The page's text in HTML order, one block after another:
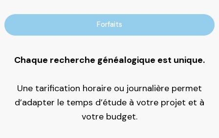
Forfaits
Chaque recherche généalogique est unique.
Une tarification horaire ou journalière permet
d’adapter le temps d’étude à votre projet et à
votre budget.